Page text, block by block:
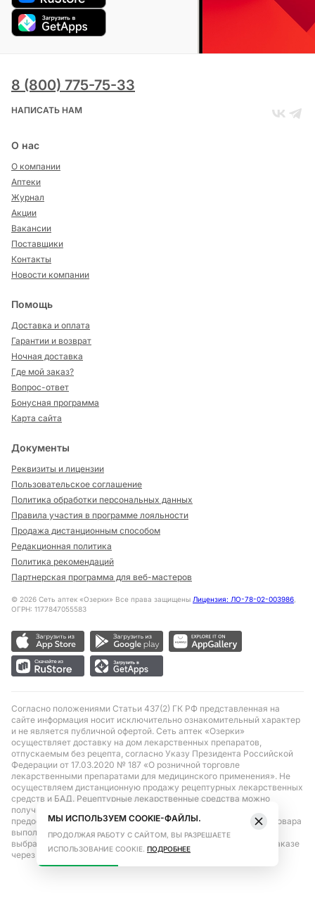
8 (800) 775-75-33
НАПИСАТЬ НАМ
О нас
О компании
Аптеки
Журнал
Акции
Вакансии
Поставщики
Контакты
Новости компании
Помощь
Доставка и оплата
Гарантии и возврат
Ночная доставка
Где мой заказ?
Вопрос-ответ
Бонусная программа
Карта сайта
Документы
Реквизиты и лицензии
Пользовательское соглашение
Политика обработки персональных данных
Правила участия в программе лояльности
Продажа дистанционным способом
Редакционная политика
Политика рекомендаций
Партнерская программа для веб-мастеров
© 2026 Сеть аптек «Озерки» Все права защищены Лицензия: ЛО-78-02-003986,
ОГРН: 1177847055583
Согласно положениями Статьи 437(2) ГК РФ представленная на
сайте информация носит исключительно ознакомительный характер
и не является публичной офертой. Сеть аптек «Озерки»
осуществляет доставку на дом лекарственных препаратов,
отпускаемым без рецепта, согласно Указу Президента Российской
Федерации от 17.03.2020 № 187 «О розничной торговле
лекарственными препаратами для медицинского применения». Не
осуществляем дистанционную продажу рецептурных лекарственных
средств и БАД. Рецептурные лекарственные средства можно
получить только при помощи самовывоза в аптеке при
предоставлении рецепта, выписанного врачом. Бронирование товара
выполняется при условиях последующего выкупа заказа в
выбранном аптечном пункте. Цена действительна только при заказе
через сайт.
МЫ ИСПОЛЬЗУЕМ COOKIE-ФАЙЛЫ.
ПРОДОЛЖАЯ РАБОТУ С САЙТОМ, ВЫ РАЗРЕШАЕТЕ
ИСПОЛЬЗОВАНИЕ COOKIE. ПОДРОБНЕЕ